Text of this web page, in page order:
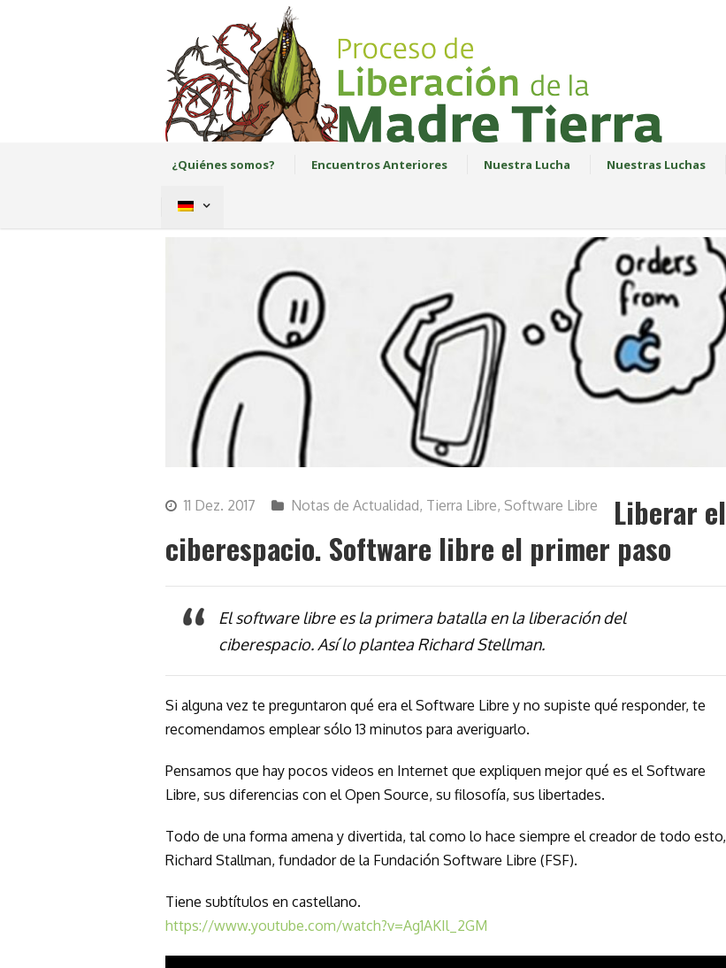
¿Quiénes somos? Encuentros Anteriores Nuestra Lucha Nuestras Luchas
11 Dez. 2017 Notas de Actualidad, Tierra Libre, Software Libre
Liberar el
ciberespacio. Software libre el primer paso
El software libre es la primera batalla en la liberación del
ciberespacio. Así lo plantea Richard Stellman.
Si alguna vez te preguntaron qué era el Software Libre y no supiste qué responder, te
recomendamos emplear sólo 13 minutos para averiguarlo.
Pensamos que hay pocos videos en Internet que expliquen mejor qué es el Software
Libre, sus diferencias con el Open Source, su filosofía, sus libertades.
Todo de una forma amena y divertida, tal como lo hace siempre el creador de todo esto,
Richard Stallman, fundador de la Fundación Software Libre (FSF).
Tiene subtítulos en castellano.
https://www.youtube.com/watch?v=Ag1AKIl_2GM